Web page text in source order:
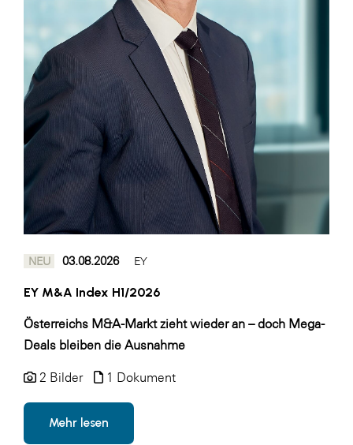
Designer Outlets Parndorf und Salzburg
DOMOFERM
Essity
EY
FG UBIT Salzburg
foodaffairs
Fressnapf
FRoSTA
FV Energierohstoff & Kraftstoff
Gardena
Gas Connect Austria
GBV - Verband gemeinnütziger
Bauvereinigungen
Getzner Werkstoffe
ikp
NEU 03.08.2026 EY
EY M&A Index H1/2026
Österreichs M&A-Markt zieht wieder an – doch Mega-
Deals bleiben die Ausnahme
2 Bilder 1 Dokument
Mehr lesen